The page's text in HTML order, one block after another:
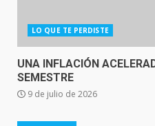
LO QUE TE PERDISTE
UNA INFLACIÓN
SEMESTRE
9 de julio de 2026